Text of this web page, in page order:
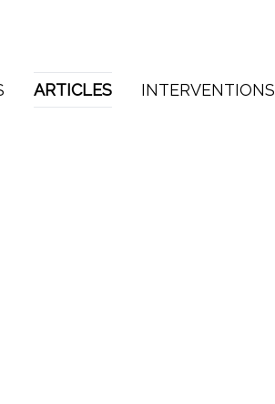
ARTICLES INTERVENTIONS